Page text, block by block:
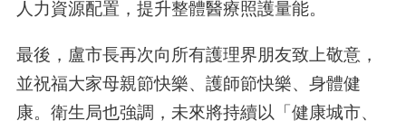
人力資源配置，提升整體醫療照護量能。
最後，盧市長再次向所有護理界朋友致上敬意，
並祝福大家母親節快樂、護師節快樂、身體健
康。衛生局也強調，未來將持續以「健康城市、